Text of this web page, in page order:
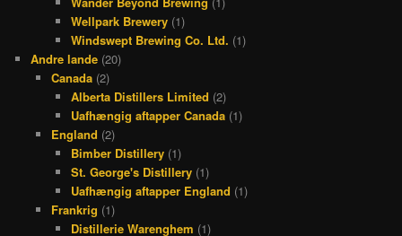
Wellpark Brewery (1)
Windswept Brewing Co. Ltd. (1)
Andre lande (20)
Canada(2)
Alberta Distillers Limited (2)
Uafhængig aftapper Canada (1)
England (2)
Bimber Distillery (1)
St. George's Distillery (1)
Uafhængig aftapper England (1)
Frankrig (1)
Distillerie Warenghem (1)